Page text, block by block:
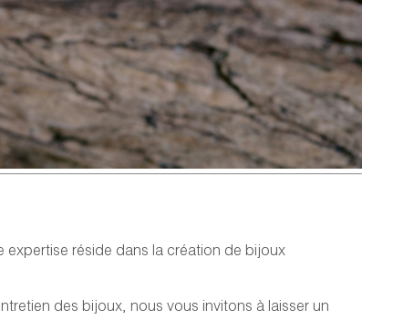
expertise réside dans la création de bijoux
des bijoux, nous vous invitons à laisser un